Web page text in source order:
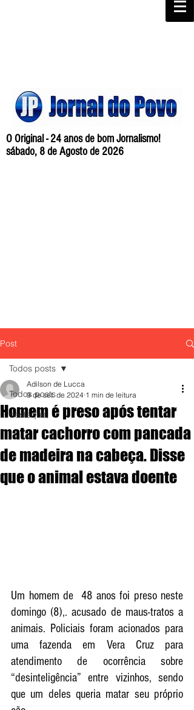
O Original - 24 anos de bom Jornalismo!
sábado, 8 de Agosto de 2026
Post
Todos posts
destaque,
Todos posts
Homem é preso após tentar
matar cachorro com pancada
de madeira na cabeça. Disse
que o animal estava doente
Adilson de Lucca
9 de set. de 2024 1 min de leitura
Um homem de  48 anos foi preso neste
domingo (8),. acusado de maus-tratos a
animais. Policiais foram acionados para
uma fazenda em Vera Cruz para
atendimento de ocorrência sobre
“desinteligência” entre vizinhos, sendo
que um deles queria matar seu próprio